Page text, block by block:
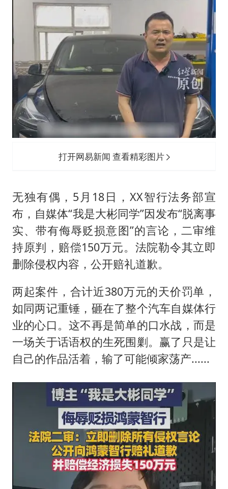
打开网易新闻 查看精彩图片
无独有偶，5月18日，XX智行法务部宣
布，自媒体“我是大彬同学”因发布“脱离事
实、带有侮辱贬损意图”的言论，二审维
持原判，赔偿150万元。法院勒令其立即
删除侵权内容，公开赔礼道歉。
两起案件，合计近380万元的天价罚单，
如同两记重锤，砸在了整个汽车自媒体行
业的心口。这不再是简单的口水战，而是
一场关于话语权的生死围剿。赢了只是让
自己的作品活着，输了可能倾家荡产......